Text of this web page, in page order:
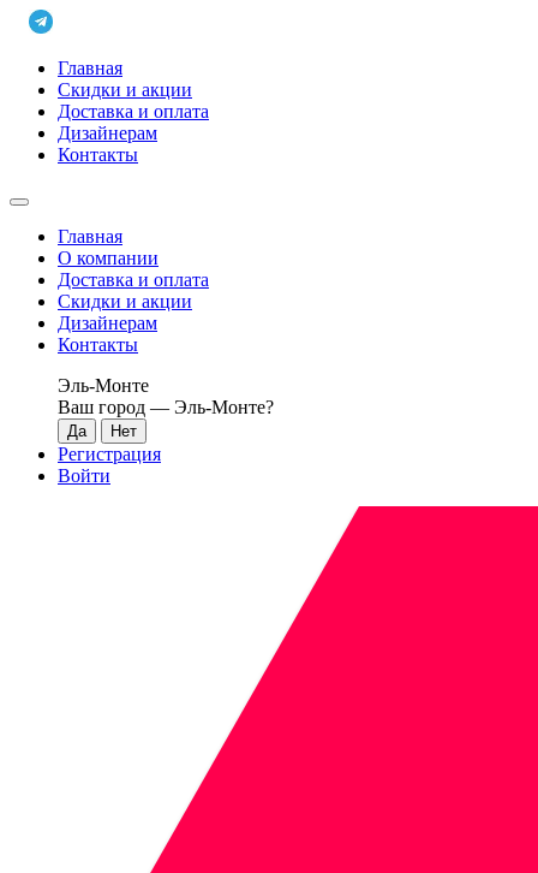
Главная
Скидки и акции
Доставка и оплата
Дизайнерам
Контакты
Главная
О компании
Доставка и оплата
Скидки и акции
Дизайнерам
Контакты
Эль-Монте
Ваш город — Эль-Монте?
Регистрация
Войти